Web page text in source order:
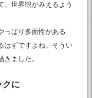
世界観がみえるよう
ぱり多面性がある
はずですよね。そうい
ました。
クに